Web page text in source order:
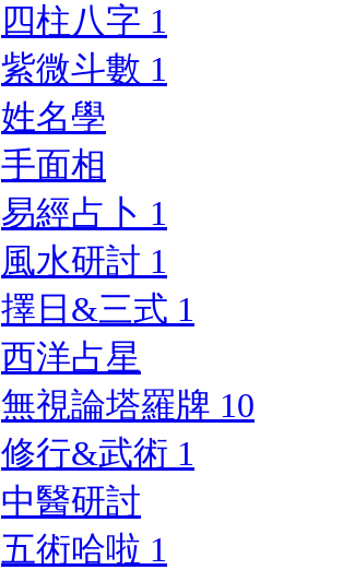
四柱八字 1
紫微斗數 1
姓名學
手面相
易經占卜 1
風水研討 1
擇日&三式 1
西洋占星
無視論塔羅牌 10
修行&武術 1
中醫研討
五術哈啦 1